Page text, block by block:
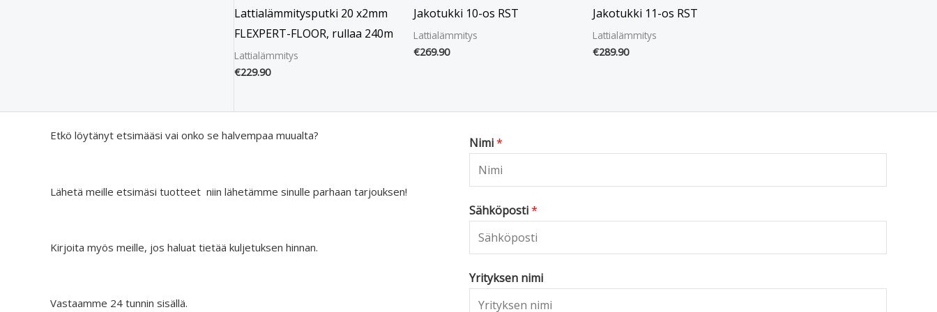
Lattialämmitysputki 20 x2mm
FLEXPERT-FLOOR, rullaa 240m
Lattialämmitys
€229.90
Jakotukki 10-os RST
Lattialämmitys
€269.90
Jakotukki 11-os RST
Lattialämmitys
€289.90
Etkö löytänyt etsimääsi vai onko se halvempaa muualta?
Lähetä meille etsimäsi tuotteet niin lähetämme sinulle parhaan tarjouksen!
Kirjoita myös meille, jos haluat tietää kuljetuksen hinnan.
Vastaamme 24 tunnin sisällä.
Nimi*
Sähköposti*
Yrityksen nimi